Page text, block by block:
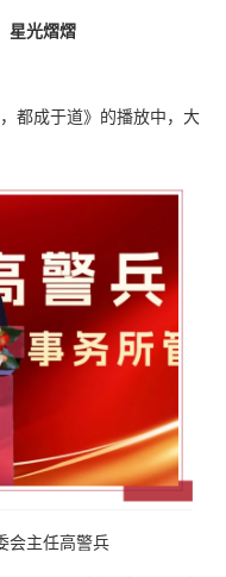
星光熠熠
都成于道》的播放中，大
会主任高警兵